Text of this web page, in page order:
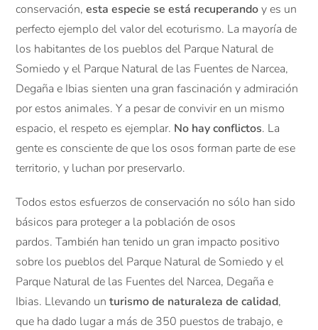
conservación,esta especie se está recuperandoy es un
perfecto ejemplo del valor del ecoturismo. La mayoría de
los habitantes de los pueblos del Parque Natural de
Somiedo y el Parque Natural de las Fuentes de Narcea,
Degaña e Ibias sienten una gran fascinación y admiración
por estos animales. Y a pesar de convivir en un mismo
espacio, el respeto es ejemplar. No hay conflictos. La
gente es consciente de que los osos forman parte de ese
territorio, y luchan por preservarlo.
Todos estos esfuerzos de conservación no sólo han sido
básicos para proteger a la población de osos
pardos. También han tenido un gran impacto positivo
sobre los pueblos del Parque Natural de Somiedo y el
Parque Natural de las Fuentes del Narcea, Degaña e
Ibias. Llevando unturismo de naturaleza de calidad,
que ha dado lugar a más de 350 puestos de trabajo, e